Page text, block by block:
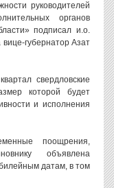
руководителей
органов
подписал и.о.
губернатор Азат
свердловские
которой будет
и исполнения
поощрения,
объявлена
датам, в том